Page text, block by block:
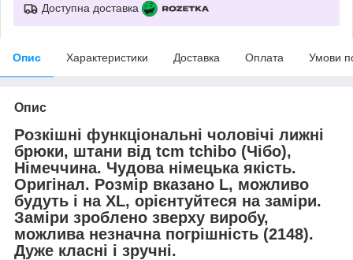
Доступна доставка
Опис Характеристики Доставка Оплата Умови
Опис
Розкішні функціональні чоловічі лижні
брюки, штани від tcm tchibo (Чібо),
Німеччина. Чудова німецька якість.
Оригінал. Розмір вказано L, можливо
будуть і на XL, орієнтуйтеся на заміри.
Заміри зроблено зверху виробу,
можлива незначна погрішність (2148).
Дуже класні і зручні.